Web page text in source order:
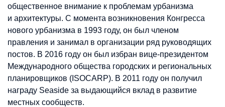
общественное внимание к проблемам урбанизма
и архитектуры. С момента возникновения Конгресса
нового урбанизма в 1993 году, он был членом
правления и занимал в организации ряд руководящих
постов. В 2016 году он был избран вице-президентом
Международного общества городских и региональных
планировщиков (ISOCARP). В 2011 году он получил
награду Seaside за выдающийся вклад в развитие
местных сообществ.